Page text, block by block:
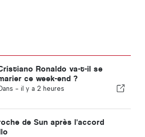
Ronaldo va-t-il se
ce week-end ?
- il y a 2 heures
de Sun après l'accord